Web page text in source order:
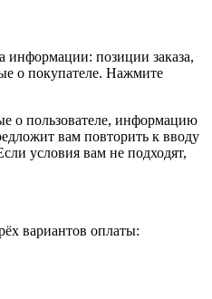
информации: позиции заказа,
о покупателе. Нажмите
о пользователе, информацию
вам повторить к вводу
условия вам не подходят,
вариантов оплаты: